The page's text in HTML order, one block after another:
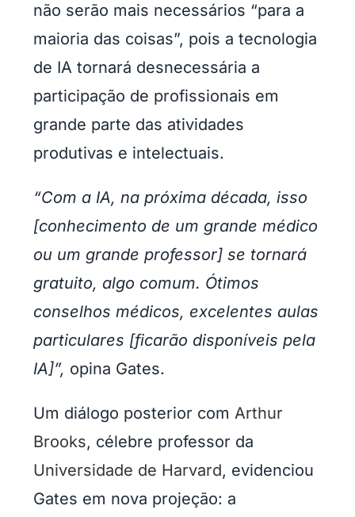
não serão mais necessários “para a
maioria das coisas”, pois a tecnologia
de IA tornará desnecessária a
participação de profissionais em
grande parte das atividades
produtivas e intelectuais.
“Com a IA, na próxima década, isso
[conhecimento de um grande médico
ou um grande professor] se tornará
gratuito, algo comum. Ótimos
conselhos médicos, excelentes aulas
particulares [ficarão disponíveis pela
IA]”, opina Gates.
Um diálogo posterior comArthur
Brooks, célebre professor da
Universidade de Harvard, evidenciou
Gates em nova projeção: a